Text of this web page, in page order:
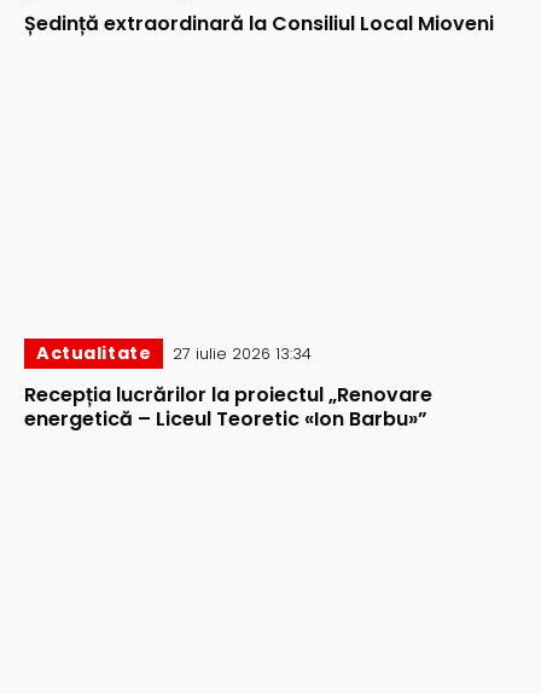
Ședință extraordinară la Consiliul Local Mioveni
Actualitate 27 iulie 2026 13:34
Recepția lucrărilor la proiectul „Renovare
energetică – Liceul Teoretic «Ion Barbu»”